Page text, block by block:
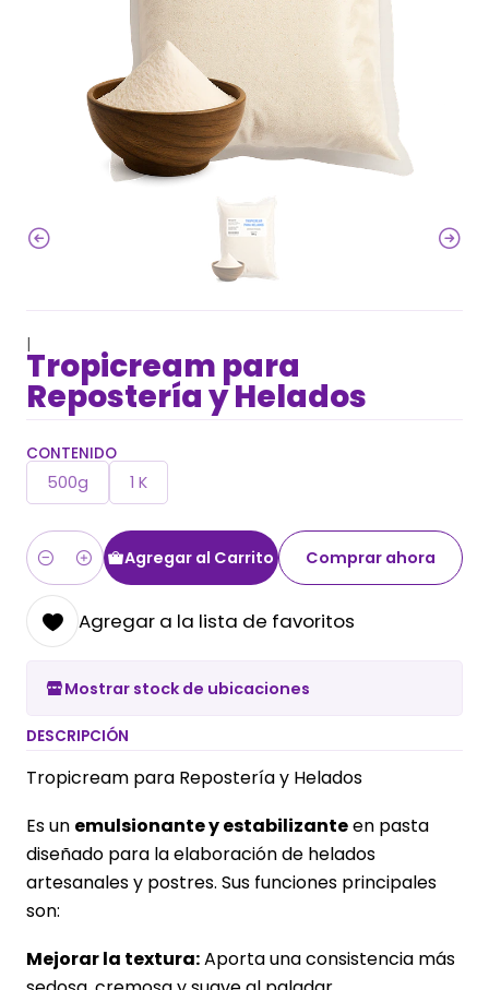
|
Tropicream para
Repostería y Helados
CONTENIDO
500g 1 K
Cantidad
Agregar al Carrito Comprar ahora
Agregar a la lista de favoritos
Mostrar stock de ubicaciones
DESCRIPCIÓN
Tropicream para Repostería y Helados
Es un emulsionante y estabilizanteen pasta
diseñado para la elaboración de helados
artesanales y postres. Sus funciones principales
son:
Mejorar la textura:Aporta una consistencia más